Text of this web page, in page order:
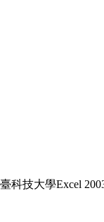
科技大學Excel